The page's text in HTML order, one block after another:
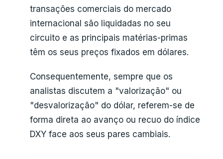
transações comerciais do mercado
internacional são liquidadas no seu
circuito e as principais matérias-primas
têm os seus preços fixados em dólares.
Consequentemente, sempre que os
analistas discutem a "valorização" ou
"desvalorização" do dólar, referem-se de
forma direta ao avanço ou recuo do índice
DXY face aos seus pares cambiais.